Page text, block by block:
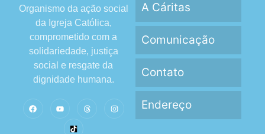
Organismo da ação social
da Igreja Católica,
comprometido com a
solidariedade, justiça
social e resgate da
dignidade humana.
A Cáritas
Comunicação
Contato
Endereço